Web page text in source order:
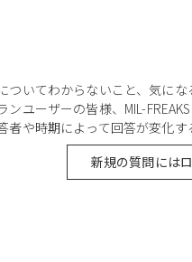
ついてわからないこと、気にな
ンユーザーの皆様、MIL-
者や時期によって回答が変化す
新規の質問には